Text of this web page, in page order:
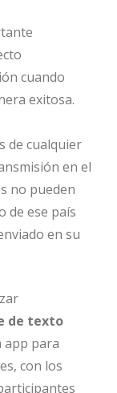
cuando
exitosa.
de cualquier
en el
no pueden
de ese país
en su
de texto
app para
con los